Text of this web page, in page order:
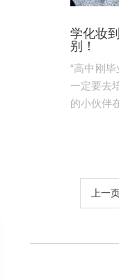
学化妆
别！
“高中刚
一定要去
的小伙伴
上一